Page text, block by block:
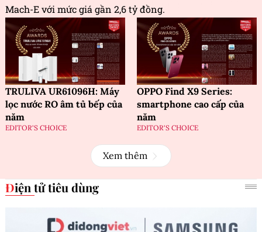
Mach-E với mức giá gần 2,6 tỷ đồng.
TRULIVA UR61096H: Máy
lọc nước RO âm tủ bếp của
năm
EDITOR'S CHOICE
OPPO Find X9 Series:
smartphone cao cấp của
năm
EDITOR'S CHOICE
Xem thêm
Điện tử tiêu dùng